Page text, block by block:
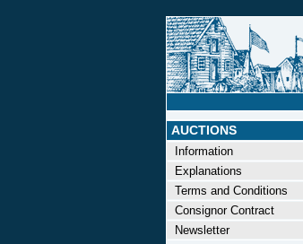
AUCTIONS
Information
Explanations
Terms and Conditions
Consignor Contract
Newsletter